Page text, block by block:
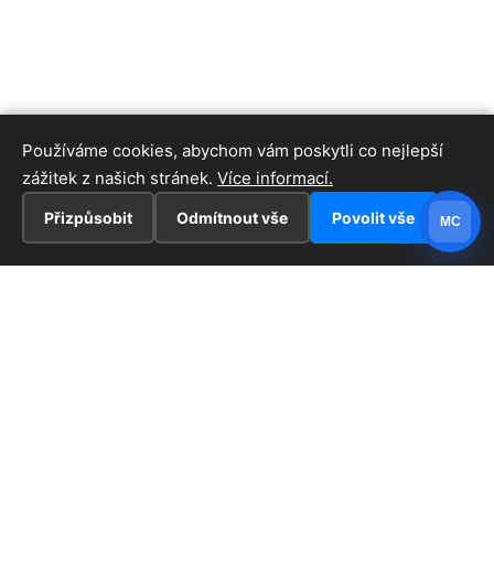
Používáme cookies, abychom vám poskytli co nejlepší
zážitek z našich stránek. Více informací.
Přizpůsobit Odmítnout vše Povolit vše MC